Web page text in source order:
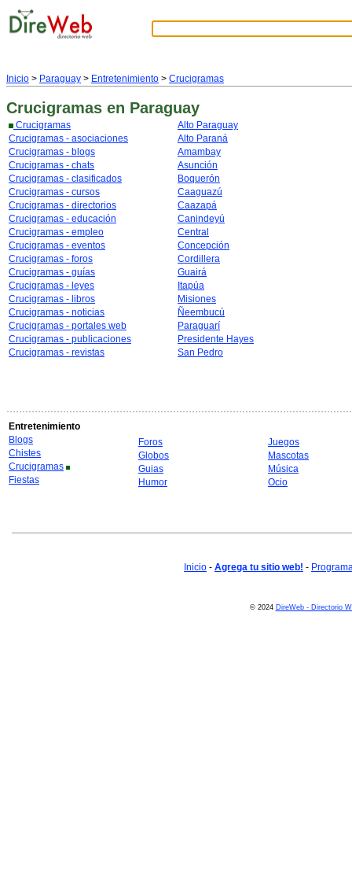
Inicio > Paraguay > Entretenimiento > Crucigramas
Crucigramas en Paraguay
Crucigramas
Crucigramas - asociaciones
Crucigramas - blogs
Crucigramas - chats
Crucigramas - clasificados
Crucigramas - cursos
Crucigramas - directorios
Crucigramas - educación
Crucigramas - empleo
Crucigramas - eventos
Crucigramas - foros
Crucigramas - guías
Crucigramas - leyes
Crucigramas - libros
Crucigramas - noticias
Crucigramas - portales web
Crucigramas - publicaciones
Crucigramas - revistas
Alto Paraguay
Alto Paraná
Amambay
Asunción
Boquerón
Caaguazú
Caazapá
Canindeyú
Central
Concepción
Cordillera
Guairá
Itapúa
Misiones
Ñeembucú
Paraguarí
Presidente Hayes
San Pedro
Entretenimiento
Blogs
Chistes
Crucigramas
Fiestas
Foros
Globos
Guias
Humor
Juegos
Mascotas
Música
Ocio
Inicio - Agrega tu sitio web! -
© 2024 DireWeb - Directorio